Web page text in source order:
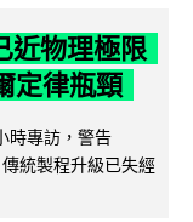
近物理極限
定律瓶頸
時專訪，警告
統製程升級已失經